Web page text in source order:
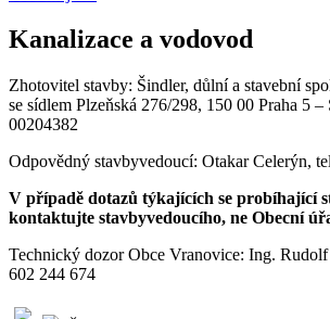
Kanalizace a vodovod
Zhotovitel stavby: Šindler, důlní a stavební
se sídlem Plzeňská 276/298, 150 00 Praha 5
00204382
Odpovědný stavbyvedoucí: Otakar Celerýn,
V případě dotazů týkajících se probíhající
kontaktujte stavbyvedoucího, ne Obecní
Technický dozor Obce Vranovice: Ing.
602 244 674